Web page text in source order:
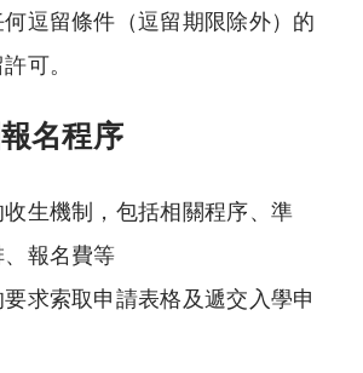
逗留條件（逗留期限除外）的
可。
名程序
生機制，包括相關程序、準
報名費等
求索取申請表格及遞交入學申